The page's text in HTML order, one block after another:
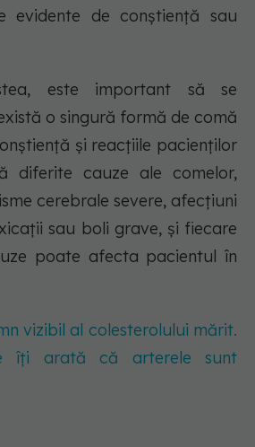
evidente de conștiență sau
este important să se
o singură formă de comă
și reacțiile pacienților
diferite cauze ale comelor,
cerebrale severe, afecțiuni
sau boli grave, și fiecare
poate afecta pacientul în
vizibil al colesterolului mărit.
îți arată că arterele sunt